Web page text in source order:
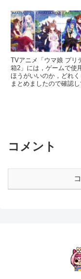
TVアニメ「ウマ娘 プリ
箱2」には，ゲームで使
ほうがいいのか，どれ
まとめましたので確認
コメント